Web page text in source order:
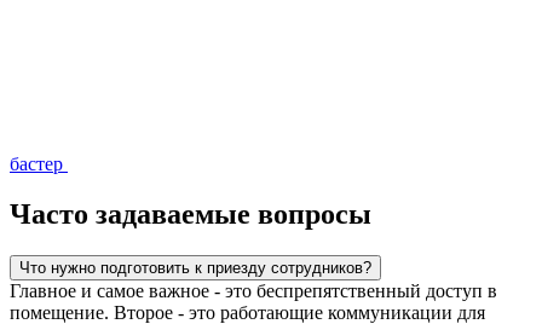
бастер
Часто задаваемые вопросы
Что нужно подготовить к приезду сотрудников?
Главное и самое важное - это беспрепятственный доступ в
помещение. Второе - это работающие коммуникации для